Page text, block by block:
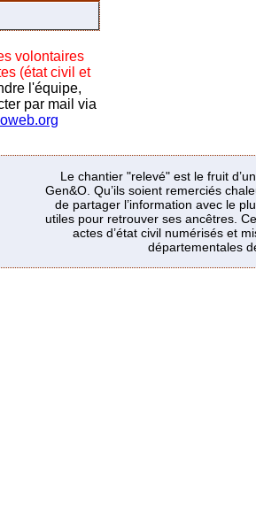
volontaires
(état civil et
l'équipe,
par mail via
Le chantier "relevé" est le fruit
Gen&O. Qu’ils soient remerciés
de partager l’information avec le
utiles pour retrouver ses ancêtres.
actes d’état civil numérisés et
départementales